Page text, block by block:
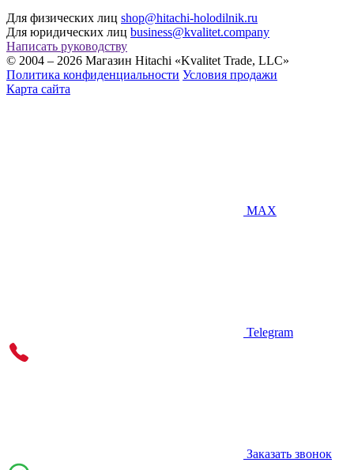
Для физических лиц shop@hitachi-holodilnik.ru
Для юридических лиц business@kvalitet.company
Написать руководству
© 2004 – 2026 Магазин Hitachi «Kvalitet Trade, LLC»
Политика конфиденциальности Условия продажи
Карта сайта
MAX
Telegram
Заказать звонок